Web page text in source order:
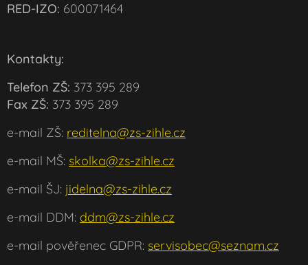
RED-IZO: 600071464
Kontakty:
Telefon ZŠ: 373 395 289
Fax ZŠ: 373 395 289
e-mail ZŠ: reditelna@zs-zihle.cz
e-mail MŠ: skolka@zs-zihle.cz
e-mail ŠJ: jidelna@zs-zihle.cz
e-mail DDM: ddm@zs-zihle.cz
e-mail pověřenec GDPR: servisobec@seznam.cz